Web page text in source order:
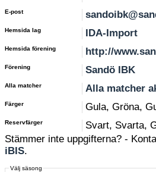
E-post
Hemsida lag IDA-Import
Hemsida förening http://
Förening Sandö IBK
Alla matcher Alla matcher
Färger Gula, Gröna,
Reservfärger
Svart, Svarta,
Stämmer inte uppgifterna? -
iBIS.
Välj säsong